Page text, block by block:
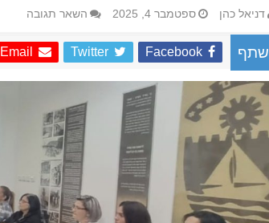
דניאל כהן ספטמבר 4, 2025 השאר תגובה
שתף Facebook
Twitter
Email